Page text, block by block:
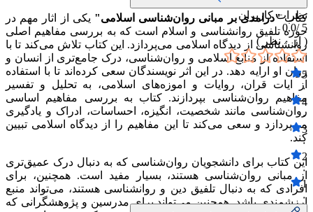
کتاب"درامدی بر مبانی روان‌شناسی اسلامی" یکی از اثار مهم در
حوزه تلفیق روانشناسی و اسلام است که به بررسی مفاهیم اصلی
روانشناسی از دیدگاه اسلامی می‌پردازد. این کتاب تلاش می‌کند تا با
استفاده از منابع اسلامی و روان‌شناسی، درک جامع‌تری از انسان و
روان او ارایه دهد. در این اثر نویسندگان سعی کرده‌اند تا با استفاده
از ایات قران، روایات و اموزه‌های اسلامی، به تحلیل و تفسیر
مفاهیم روان‌شناسی بپردازند. کتاب به بررسی مفاهیم اساسی
روان‌شناسی مانند شخصیت، انگیزه، احساسات، ادراک و یادگیری
می‌پردازد و سعی می‌کند تا این مفاهیم را از دیدگاه اسلامی تبیین
کند.
این کتاب برای دانشجویان روان‌شناسی که به دنبال درک عمیق‌تری
از مبانی روان‌شناسی هستند، بسیار مفید است. همچنین، برای
افرادی که به دنبال تلفیق دین و روانشناسی هستند، می‌تواند منبع
ارزشمندی باشد. همچنین می‌تواند برای مدرسین و پژوهشگرانی که
نظرات کاربران
5 /
0.0
( از ۰ نظر )
5
۰
4
۰
3
۰
2
۰
1
۰